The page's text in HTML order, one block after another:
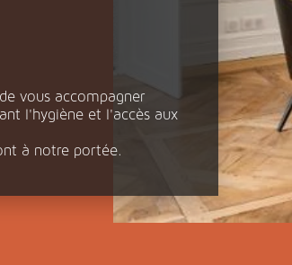
vous accompagner
l'hygiène et l'accès aux
à notre portée.